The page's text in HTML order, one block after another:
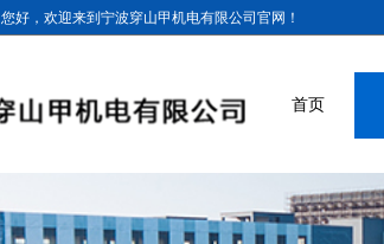
您好，欢迎来到宁波穿山甲机电有限公司官网！
首页